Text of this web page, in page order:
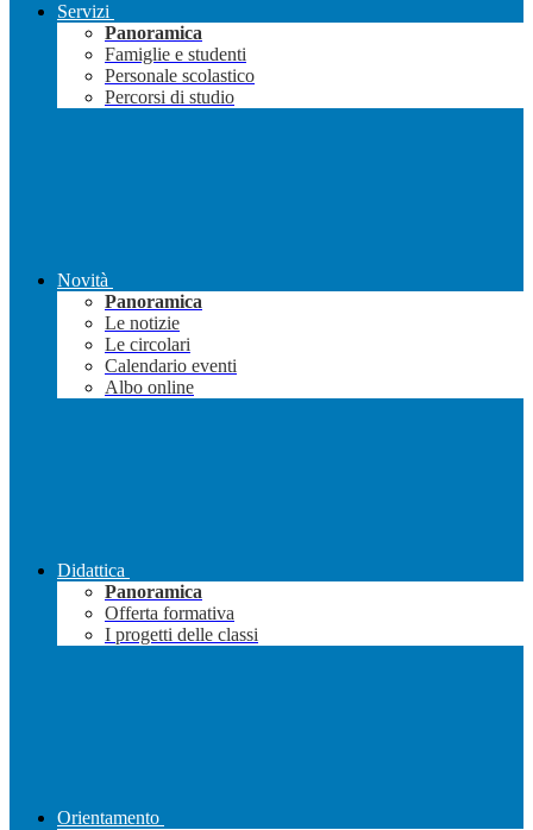
Servizi
Panoramica
Famiglie e studenti
Personale scolastico
Percorsi di studio
Novità
Panoramica
Le notizie
Le circolari
Calendario eventi
Albo online
Didattica
Panoramica
Offerta formativa
I progetti delle classi
Orientamento